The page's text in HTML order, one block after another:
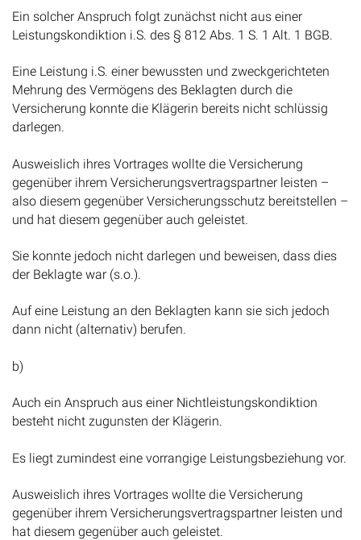
Ein solcher Anspruch folgt zunächst nicht aus einer
Leistungskondiktion i.S. des § 812 Abs. 1 S. 1 Alt. 1 BGB.
Eine Leistung i.S. einer bewussten und zweckgerichteten
Mehrung des Vermögens des Beklagten durch die
Versicherung konnte die Klägerin bereits nicht schlüssig
darlegen.
Ausweislich ihres Vortrages wollte die Versicherung
gegenüber ihrem Versicherungsvertragspartner leisten –
also diesem gegenüber Versicherungsschutz bereitstellen –
und hat diesem gegenüber auch geleistet.
Sie konnte jedoch nicht darlegen und beweisen, dass dies
der Beklagte war (s.o.).
Auf eine Leistung an den Beklagten kann sie sich jedoch
dann nicht (alternativ) berufen.
b)
Auch ein Anspruch aus einer Nichtleistungskondiktion
besteht nicht zugunsten der Klägerin.
Es liegt zumindest eine vorrangige Leistungsbeziehung vor.
Ausweislich ihres Vortrages wollte die Versicherung
gegenüber ihrem Versicherungsvertragspartner leisten und
hat diesem gegenüber auch geleistet.